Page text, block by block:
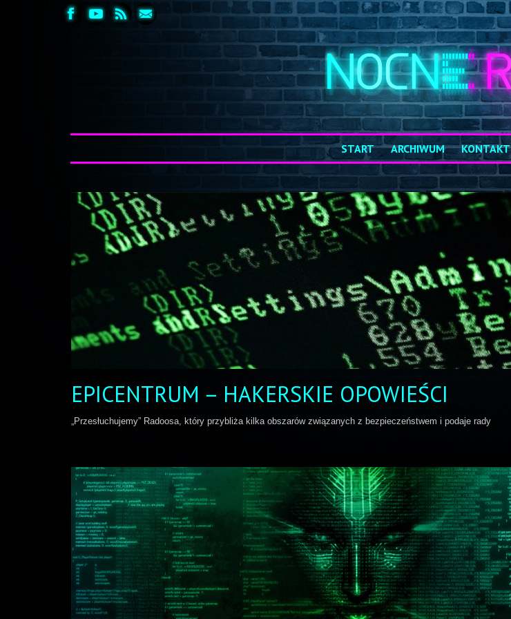
START ARCHIWUM KONTAKT
EPICENTRUM – HAKERSKIE OPOWIEŚCI
„Przesłuchujemy” Radoosa, który przybliża kilka obszarów związanych z bezpieczeństwem i podaje rady